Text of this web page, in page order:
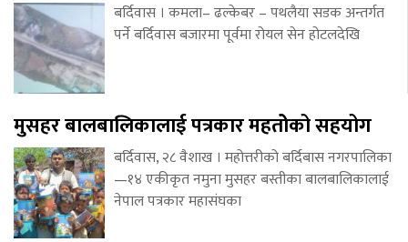
बर्दिवास । कमला– ढल्केबर – पथलैया सडक अन्तर्गत
पर्ने बर्दिवास बजारमा पूर्वमा रोयल सेन होटलदेखि
मुसहर बालबालिकालाई पत्रकार महतोेको सहयोग
बर्दिवास, २८ वैशाख । महोत्तरीको बर्दिबास नगरपालिका
—१४ एकीकृत नमुना मुसहर बस्तीका बालबालिकालाई
नेपाल पत्रकार महासंघका